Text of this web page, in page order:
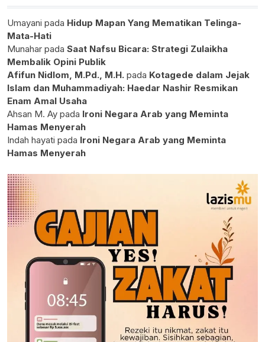
Umayani pada Hidup Mapan Yang Mematikan Telinga-
Mata-Hati
Munahar pada Saat Nafsu Bicara: Strategi Zulaikha
Membalik Opini Publik
Afifun Nidlom, M.Pd., M.H. pada Kotagede dalam Jejak
Islam dan Muhammadiyah: Haedar Nashir Resmikan
Enam Amal Usaha
Ahsan M. Ay pada Ironi Negara Arab yang Meminta
Hamas Menyerah
Indah hayati pada Ironi Negara Arab yang Meminta
Hamas Menyerah